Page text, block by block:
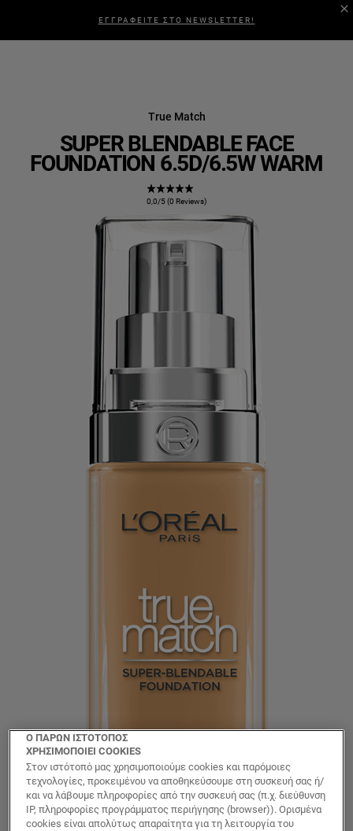
ΕΓΓΡΑΦΕΙΤΕ ΣΤΟ NEWSLETTER!
True Match
SUPER BLENDABLE FACE
FOUNDATION 6.5D/6.5W WARM
0,0/5 (0 Reviews)
Ο ΠΑΡΩΝ ΙΣΤΟΤΟΠΟΣ
ΧΡΗΣΙΜΟΠΟΙΕΙ COOKIES
Στον ιστότοπό μας χρησιμοποιούμε cookies και παρόμοιες
τεχνολογίες, προκειμένου να αποθηκεύσουμε στη συσκευή σας ή/
και να λάβουμε πληροφορίες από την συσκευή σας (π.χ. διεύθυνση
IP, πληροφορίες προγράμματος περιήγησης (browser)). Ορισμένα
cookies είναι απολύτως απαραίτητα για τη λειτουργία του